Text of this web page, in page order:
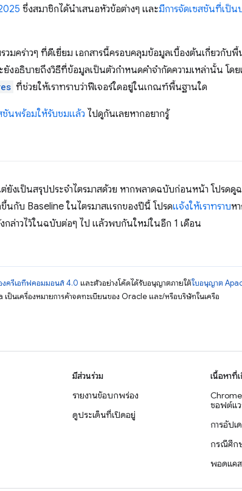
ซึ่งสมาชิกได้นำเสนอหัวข้อต่างๆ และมีการจัดเซสชันที่เป็น
มคร่าวๆ ที่ดีเยี่ยม เอกสารนี้ครอบคลุมข้อมูลเบื้องต้นเกี่ยวกับ
อธิบายถึงวิธีที่ข้อมูลเป็นตัวกำหนดคำจำกัดความเหล่านั้น โดย
ที่ช่วยให้เราทราบว่าฟีเจอร์ใดอยู่ในเกณฑ์พื้นฐานใด
ชันพร้อมให้รับชมแล้ว ไปดูกันเลยหากอยากรู้
งเป็นสรุปประจำไตรมาสด้วย หากพลาดฉบับก่อนหน้า โปรดดู
กับ Baseline ในไตรมาสแรกของปีนี้ โปรดแจ้งให้เราทราบห
ล่าวไว้ในฉบับต่อๆ ไป แล้วพบกันใหม่ในอีก 1 เดือน
ครีเอทีฟคอมมอนส์ 4.0 และตัวอย่างโค้ดได้รับอนุญาตภายใต้ใบอนุญาต
เป็นเครื่องหมายการค้าจดทะเบียนของ Oracle และ/หรือบริษัทในเครือ
มีส่วนร่วม
รายงานข้อบกพร่อง
ดูประเด็นที่เปิดอยู่
เนื้อหาที่
ซอฟต์แ
การอัปเ
กรณีศึก
พอดแคส